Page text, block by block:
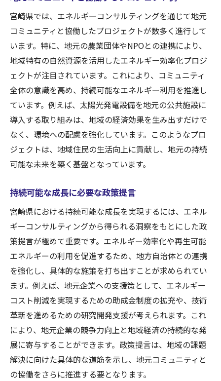
宮崎県では、エネルギーコンサルティングを通じて地元
コミュニティと協働したプロジェクトが数多く進行して
います。特に、地元の農業団体やNPOとの連携により、
地域特有の自然資源を活用したエネルギー効率化プロジ
ェクトが注目されています。これにより、コミュニティ
全体の意識を高め、持続可能なエネルギー利用を推進し
ています。例えば、太陽光発電設備を地元の公共施設に
導入する取り組みは、地域の経済効果を生み出すだけで
なく、環境への配慮を強化しています。このようなプロ
ジェクトは、地域住民の生活向上に貢献し、地元の持続
可能な未来を築く基盤となっています。
持続可能な成長に必要な政策提言
宮崎県における持続可能な成長を実現するには、エネル
ギーコンサルティングから得られる洞察をもとにした政
策提言が極めて重要です。エネルギー効率化や再生可能
エネルギーの利用を促進するため、地方自治体との連携
を強化し、具体的な施策を打ち出すことが求められてい
ます。例えば、地元企業への支援策として、エネルギー
コスト削減を実現するための助成金制度の拡充や、技術
革新を進めるための研究開発支援が考えられます。これ
により、地元企業の競争力向上と地域経済の持続的な発
展に寄与することができます。政策提言は、地域の課題
解決に向けた具体的な道筋を示し、地元コミュニティと
の協働をさらに推進する要となります。